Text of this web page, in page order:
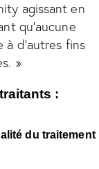
agissant en
qu’aucune
à d’autres fins
»
:
du traitement